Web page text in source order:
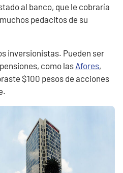
al banco, que le cobraría
pedacitos de su
inversionistas. Pueden ser
como las Afores,
$100 pesos de acciones